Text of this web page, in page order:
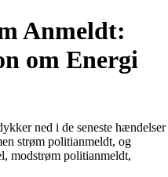
Anmeldt:
om Energi
ned i de seneste hændelser
strøm politianmeldt, og
modstrøm politianmeldt,